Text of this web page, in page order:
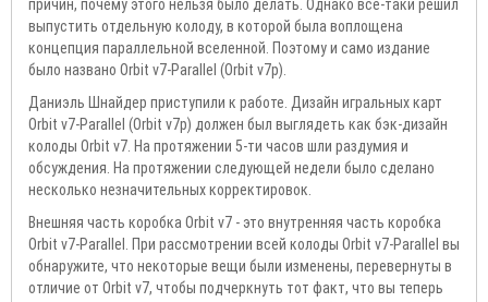
причин, почему этого нельзя было делать. Однако все-таки решил
выпустить отдельную колоду, в которой была воплощена
концепция параллельной вселенной. Поэтому и само издание
было названо Orbit v7-Parallel (Orbit v7p).
Даниэль Шнайдер приступили к работе. Дизайн игральных карт
Orbit v7-Parallel (Orbit v7p) должен был выглядеть как бэк-дизайн
колоды Orbit v7. На протяжении 5-ти часов шли раздумия и
обсуждения. На протяжении следующей недели было сделано
несколько незначительных корректировок.
Внешняя часть коробка Orbit v7 - это внутренняя часть коробка
Orbit v7-Parallel. При рассмотрении всей колоды Orbit v7-Parallel вы
обнаружите, что некоторые вещи были изменены, перевернуты в
отличие от Orbit v7, чтобы подчеркнуть тот факт, что вы теперь